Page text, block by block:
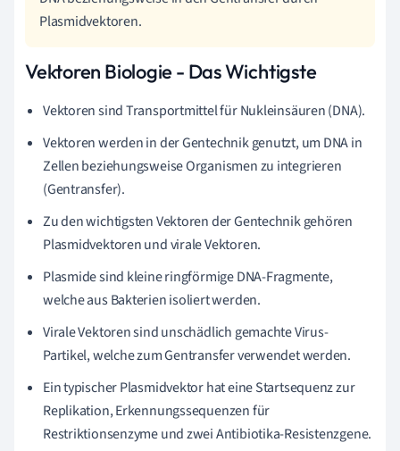
Plasmidvektoren.
Vektoren Biologie - Das Wichtigste
Vektoren sind Transportmittel für Nukleinsäuren (DNA).
Vektoren werden in der Gentechnik genutzt, um DNA in
Zellen beziehungsweise Organismen zu integrieren
(Gentransfer).
Zu den wichtigsten Vektoren der Gentechnik gehören
Plasmidvektoren und virale Vektoren.
Plasmide sind kleine ringförmige DNA-Fragmente,
welche aus Bakterien isoliert werden.
Virale Vektoren sind unschädlich gemachte Virus-
Partikel, welche zum Gentransfer verwendet werden.
Ein typischer Plasmidvektor hat eine Startsequenz zur
Replikation, Erkennungssequenzen für
Restriktionsenzyme und zwei Antibiotika-Resistenzgene.